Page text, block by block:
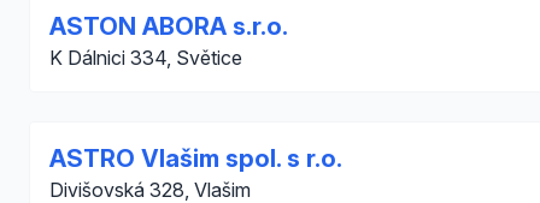
ASTON ABORA s.r.o.
K Dálnici 334, Světice
ASTRO Vlašim spol. s r.o.
Divišovská 328, Vlašim